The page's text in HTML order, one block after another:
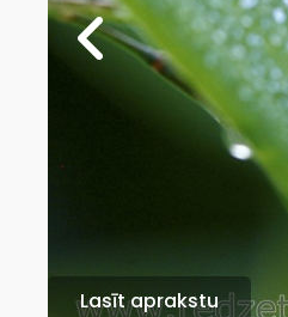
Lasīt aprakstu